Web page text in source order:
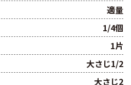
適量
1/4個
1片
大さじ1/2
大さじ2